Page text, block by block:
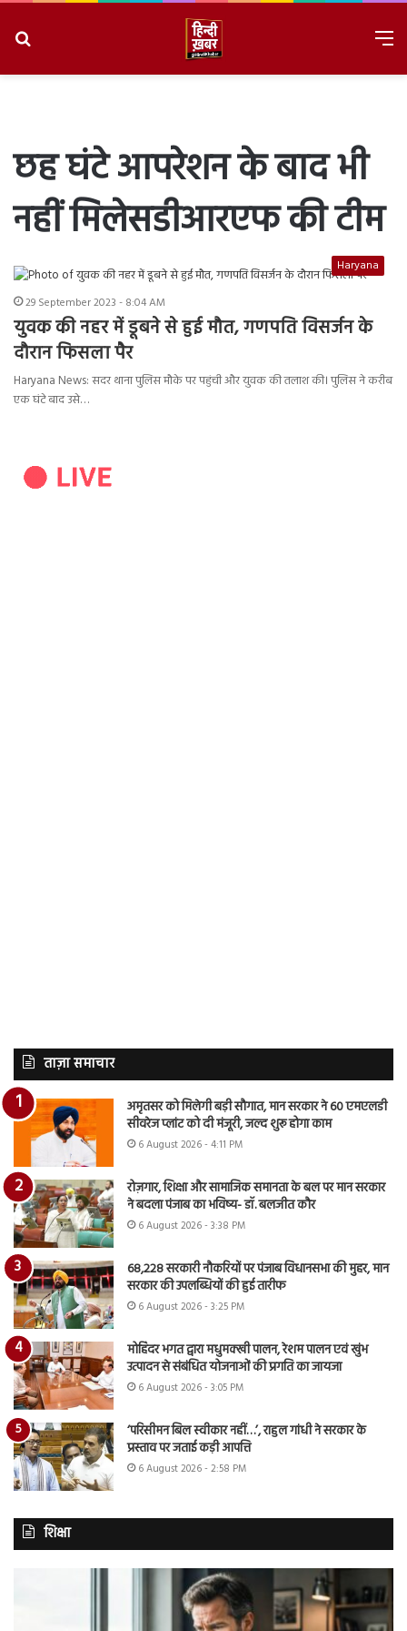
छह घंटे आपरेशन के बाद भी
नहीं मिलेसडीआरएफ की टीम
Haryana
29 September 2023 - 8:04 AM
युवक की नहर में डूबने से हुई मौत, गणपति विसर्जन के
दौरान फिसला पैर
Haryana News: सदर थाना पुलिस मौके पर पहुंची और युवक की तलाश की। पुलिस ने करीब
एक घंटे बाद उसे…
ताज़ा समाचार
अमृतसर को मिलेगी बड़ी सौगात, मान सरकार ने 60 एमएलडी
सीवरेज प्लांट को दी मंजूरी, जल्द शुरू होगा काम
6 August 2026 - 4:11 PM
रोज़गार, शिक्षा और सामाजिक समानता के बल पर मान सरकार
ने बदला पंजाब का भविष्य- डॉ. बलजीत कौर
6 August 2026 - 3:38 PM
68,228 सरकारी नौकरियों पर पंजाब विधानसभा की मुहर, मान
सरकार की उपलब्धियों की हुई तारीफ
6 August 2026 - 3:25 PM
मोहिंदर भगत द्वारा मधुमक्खी पालन, रेशम पालन एवं खुंभ
उत्पादन से संबंधित योजनाओं की प्रगति का जायजा
6 August 2026 - 3:05 PM
‘परिसीमन बिल स्वीकार नहीं…’, राहुल गांधी ने सरकार के
प्रस्ताव पर जताई कड़ी आपत्ति
6 August 2026 - 2:58 PM
शिक्षा